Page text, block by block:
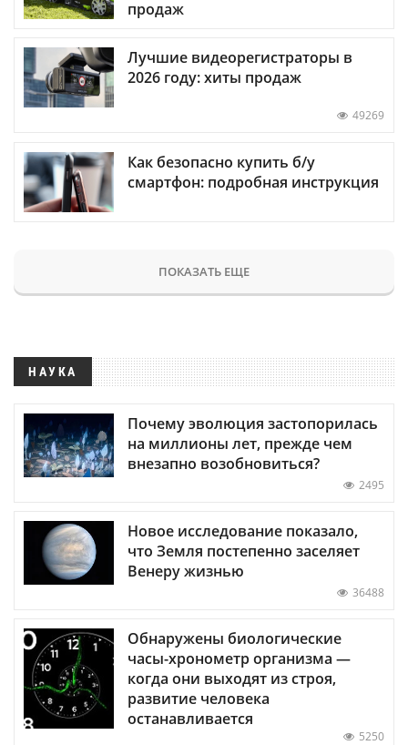
продаж
Лучшие видеорегистраторы в
2026 году: хиты продаж
49269
Как безопасно купить б/у
смартфон: подробная инструкция
ПОКАЗАТЬ ЕЩЕ
НАУКА
Почему эволюция застопорилась
на миллионы лет, прежде чем
внезапно возобновиться?
2495
Новое исследование показало,
что Земля постепенно заселяет
Венеру жизнью
36488
Обнаружены биологические
часы-хронометр организма —
когда они выходят из строя,
развитие человека
останавливается
5250